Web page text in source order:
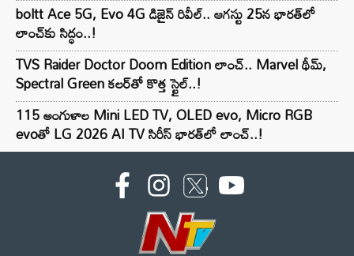
boltt Ace 5G, Evo 4G డిజైన్ రివీల్.. ఆగస్టు 25న భారత్‌లో
లాంచ్‌కు సిద్ధం..!
TVS Raider Doctor Doom Edition లాంచ్.. Marvel థీమ్,
Spectral Green కలర్‌తో కొత్త స్టైల్..!
115 అంగుళాల Mini LED TV, OLED evo, Micro RGB
evoతో LG 2026 AI TV సిరీస్ భారత్‌లో లాంచ్..!